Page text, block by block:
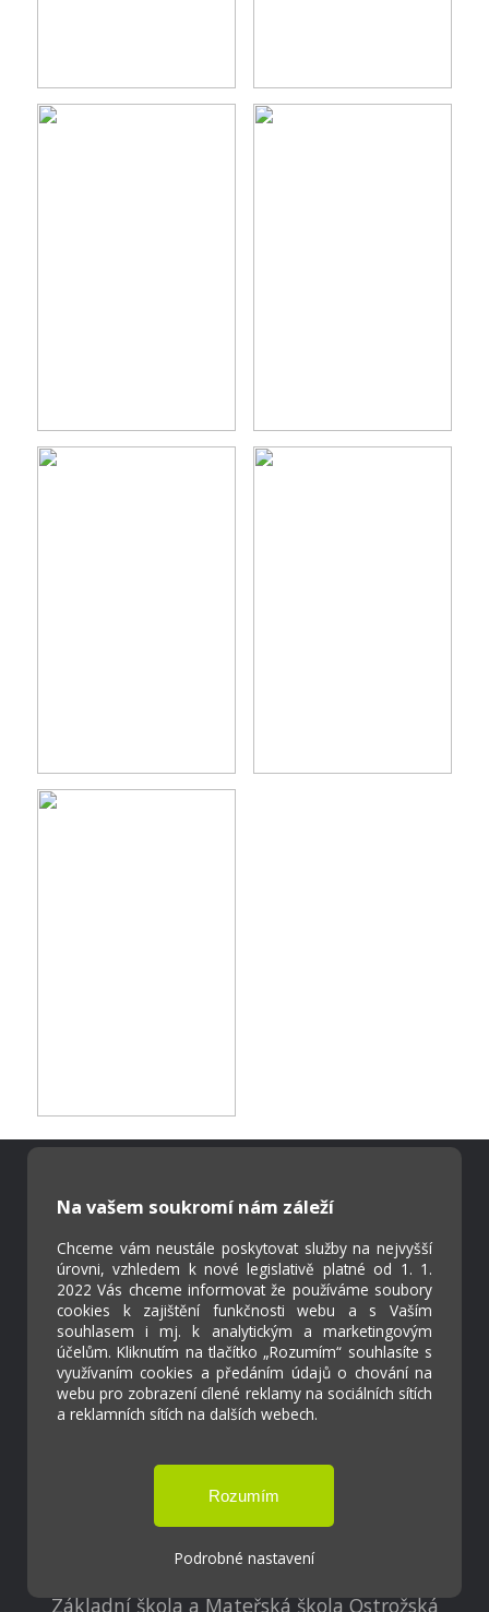
Na vašem soukromí nám záleží
Chceme vám neustále poskytovat služby na nejvyšší
úrovni, vzhledem k nové legislativě platné od 1. 1.
2022 Vás chceme informovat že používáme soubory
cookies k zajištění funkčnosti webu a s Vaším
souhlasem i mj. k analytickým a marketingovým
účelům. Kliknutím na tlačítko „Rozumím“ souhlasíte s
využívaním cookies a předáním údajů o chování na
webu pro zobrazení cílené reklamy na sociálních sítích
a reklamních sítích na dalších webech.
Podrobné nastavení
Škola Online
Strava.cz
Kontakty
Projekty
Virtuální prohlídka
Přihlášení
Základní škola a Mateřská škola Ostrožská